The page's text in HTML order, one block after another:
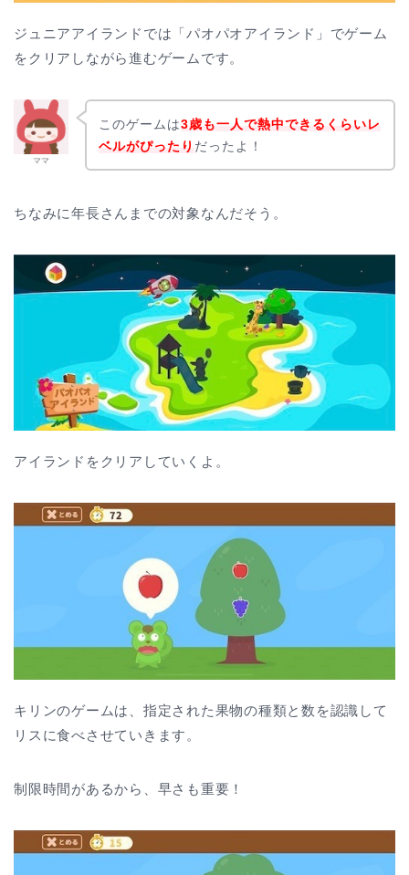
ジュニアアイランドでは「パオパオアイランド」でゲーム
をクリアしながら進むゲームです。
ママ
このゲームは3歳も一人で熱中できるくらいレ
ベルがぴったり だったよ！
ちなみに年長さんまでの対象なんだそう。
アイランドをクリアしていくよ。
キリンのゲームは、指定された果物の種類と数を認識して
リスに食べさせていきます。
制限時間があるから、早さも重要！